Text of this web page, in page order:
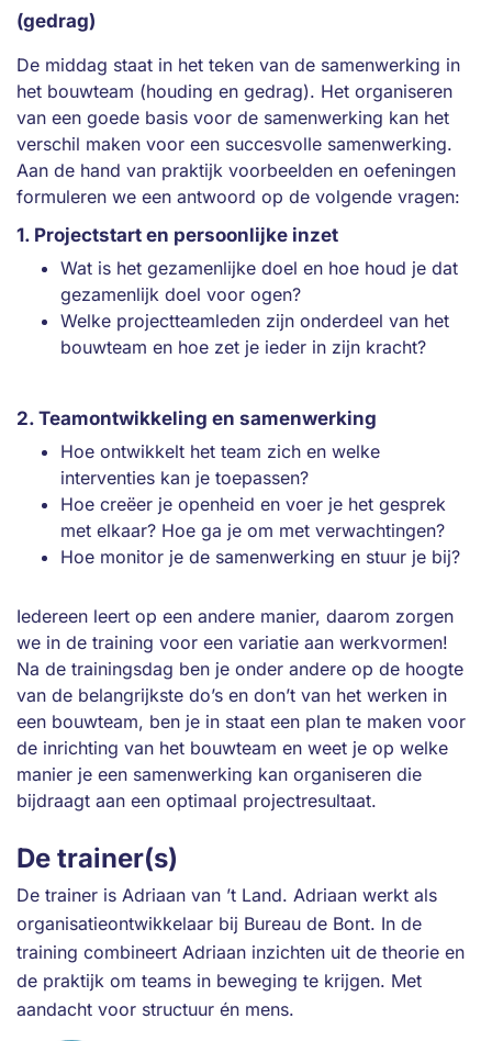
(gedrag)
De middag staat in het teken van de samenwerking in
het bouwteam (houding en gedrag). Het organiseren
van een goede basis voor de samenwerking kan het
verschil maken voor een succesvolle samenwerking.
Aan de hand van praktijk voorbeelden en oefeningen
formuleren we een antwoord op de volgende vragen:
1. Projectstart en persoonlijke inzet
Wat is het gezamenlijke doel en hoe houd je dat
gezamenlijk doel voor ogen?
Welke projectteamleden zijn onderdeel van het
bouwteam en hoe zet je ieder in zijn kracht?
2. Teamontwikkeling en samenwerking
Hoe ontwikkelt het team zich en welke
interventies kan je toepassen?
Hoe creëer je openheid en voer je het gesprek
met elkaar? Hoe ga je om met verwachtingen?
Hoe monitor je de samenwerking en stuur je bij?
Iedereen leert op een andere manier, daarom zorgen
we in de training voor een variatie aan werkvormen!
Na de trainingsdag ben je onder andere op de hoogte
van de belangrijkste do’s en don’t van het werken in
een bouwteam, ben je in staat een plan te maken voor
de inrichting van het bouwteam en weet je op welke
manier je een samenwerking kan organiseren die
bijdraagt aan een optimaal projectresultaat.
De trainer(s)
De trainer is Adriaan van ’t Land. Adriaan werkt als
organisatieontwikkelaar bij Bureau de Bont. In de
training combineert Adriaan inzichten uit de theorie en
de praktijk om teams in beweging te krijgen. Met
aandacht voor structuur én mens.